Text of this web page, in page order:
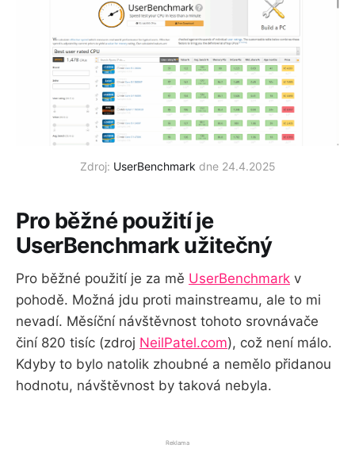
Zdroj: UserBenchmark dne 24.4.2025
Pro běžné použití je
UserBenchmark užitečný
Pro běžné použití je za mě UserBenchmark v
pohodě. Možná jdu proti mainstreamu, ale to mi
nevadí. Měsíční návštěvnost tohoto srovnávače
činí 820 tisíc (zdroj NeilPatel.com), což není málo.
Kdyby to bylo natolik zhoubné a nemělo přidanou
hodnotu, návštěvnost by taková nebyla.
Reklama